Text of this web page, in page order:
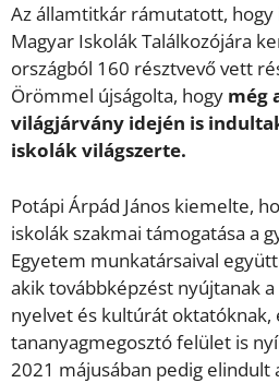
Az államtitkár rámutatott, hogy
Magyar Iskolák Találkozójára
országból 160 résztvevő vett
Örömmel újságolta, hogy még
világjárvány idején is
iskolák világszerte.
Potápi Árpád János kiemelte,
iskolák szakmai támogatása a
Egyetem munkatársaival
akik továbbképzést nyújtanak
nyelvet és kultúrát oktatóknak,
tananyagmegosztó felület is
2021 májusában pedig elindult